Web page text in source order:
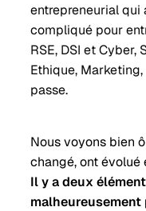
entrepreneurial qui
compliqué pour
RSE, DSI et Cyber,
Ethique,
passe.
Nous voyons bien
changé, ont évolué
Il y a deux